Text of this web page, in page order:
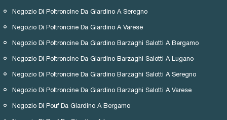
Negozio Di Poltroncine Da Giardino A Seregno
Negozio Di Poltroncine Da Giardino A Varese
Negozio Di Poltroncine Da Giardino Barzaghi Salotti A Bergamo
Negozio Di Poltroncine Da Giardino Barzaghi Salotti A Lugano
Negozio Di Poltroncine Da Giardino Barzaghi Salotti A Seregno
Negozio Di Poltroncine Da Giardino Barzaghi Salotti A Varese
Negozio Di Pouf Da Giardino A Bergamo